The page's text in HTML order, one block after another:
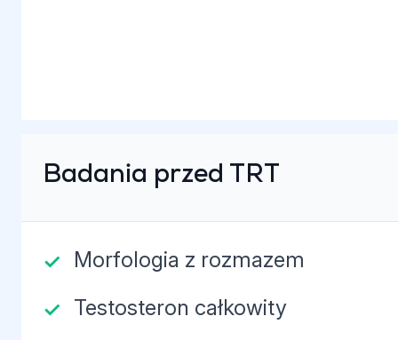
Badania przed TRT
Morfologia z rozmazem
Testosteron całkowity